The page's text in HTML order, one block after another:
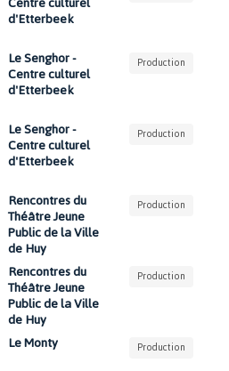
d'Etterbeek
Le Senghor -
Centre culturel
d'Etterbeek
Production
Le Senghor -
Centre culturel
d'Etterbeek
Production
Rencontres du
Théâtre Jeune
Public de la Ville
de Huy
Production
Rencontres du
Théâtre Jeune
Public de la Ville
de Huy
Production
Le Monty Production